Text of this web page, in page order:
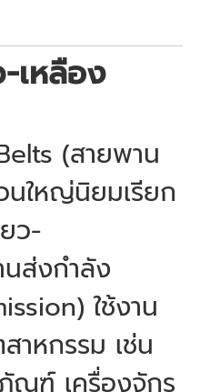
เหลือง
(สายพาน
ใหญ่นิยมเรียก
ว-
นส่งกำลัง
ใช้งาน
าหกรรม เช่น
ณฑ์ เครื่องจักร